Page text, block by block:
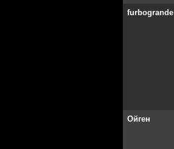
furbogrande
Ойген